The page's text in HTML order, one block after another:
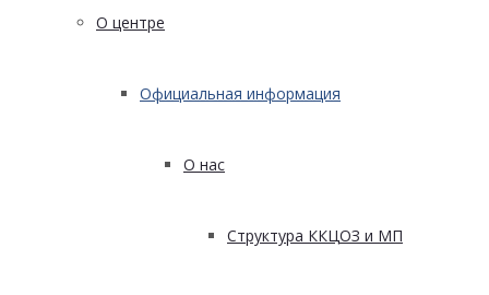
О центре
Официальная информация
О нас
Структура ККЦОЗ и МП